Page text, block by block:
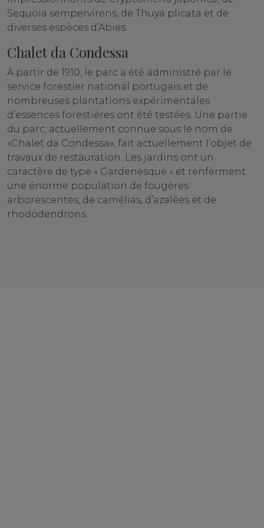
Sequoia sempervirens, de Thuya plicata et de
diverses espèces d’Abies.
Chalet da Condessa
À partir de 1910, le parc a été administré par le
service forestier national portugais et de
nombreuses plantations expérimentales
d’essences forestières ont été testées. Une partie
du parc, actuellement connue sous le nom de
«Chalet da Condessa», fait actuellement l’objet de
travaux de restauration. Les jardins ont un
caractère de type « Gardenesque » et renferment
une énorme population de fougères
arborescentes, de camélias, d’azalées et de
rhododendrons.